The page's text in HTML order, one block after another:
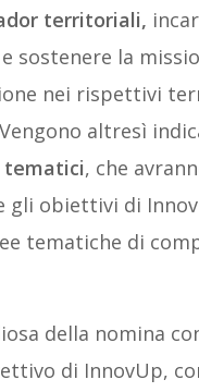
territoriali,
sostenere la
nei rispettivi
altresì
tematici, che
gli obiettivi di
tematiche di
della nomina
di InnovUp,